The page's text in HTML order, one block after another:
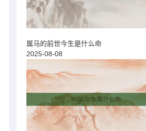
属马的前世今生是什么命
2025-08-08